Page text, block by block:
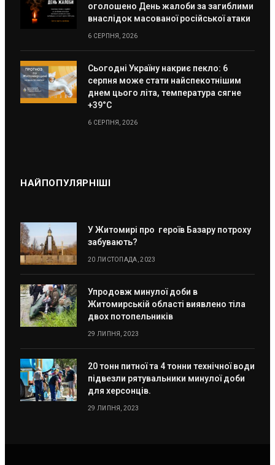
оголошено День жалоби за загиблими
внаслідок масованої російської атаки
6 СЕРПНЯ, 2026
Сьогодні Україну накриє пекло: 6
серпня може стати найспекотнішим
днем цього літа, температура сягне
+39°C
6 СЕРПНЯ, 2026
НАЙПОПУЛЯРНІШІ
У Житомирі про героїв Базару потроху
забувають?
20 ЛИСТОПАДА, 2023
Упродовж минулої доби в
Житомирській області виявлено тіла
двох потопельників
29 ЛИПНЯ, 2023
20 тонн питної та 4 тонни технічної води
підвезли рятувальники минулої доби
для херсонців.
29 ЛИПНЯ, 2023